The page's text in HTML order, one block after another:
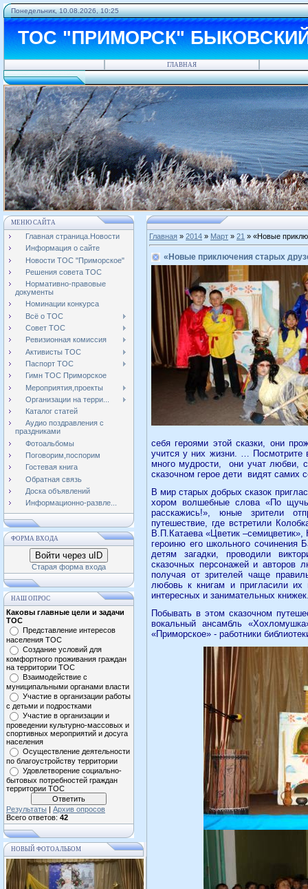
Понедельник, 10.08.2026, 10:25
ТОС "ПРИМОРСК"
ГЛАВНАЯ
МЕНЮ САЙТА
Главная страница.Новости
Информация о сайте
Новости ТОС "Приморское"
Решения совета ТОС
Нормативно-правовые
документы
Номинации конкурса
Всё о ТОС
Совет ТОС
Ревизионная комиссия
Активисты ТОС
Паспорт ТОС
Гимн ТОС Приморское
Мероприятия,проекты
Организации на терри...
Каталог статей
Аудио поздравления с
праздниками
Фотоальбомы
Поговорим,поспорим
Гостевая книга
Обратная связь
Доска объявлений
Информационно-развле...
ФОРМА ВХОДА
Войти через uID
Старая форма входа
НАШ ОПРОС
Каковы главные цели и задачи
ТОС
Представление интересов
населения ТОС
Создание условий для
комфортного проживания граждан
на территории ТОС
Взаимодействие с
муниципальными органами власти
Участие в организации работы
с детьми и подростками
Участие в организации и
проведении культурно-массовых и
спортивных мероприятий и досуга
населения
Осуществление деятельности
по благоустройству территории
Удовлетворение социально-
бытовых потребностей граждан
территории ТОС
Результаты | Архив опросов
Всего ответов: 42
НОВЫЙ ФОТОАЛЬБОМ
Главная » 2014 » Март » 21 » «Новые
«Новые приключения старых
себя героями этой сказки, они
учится у них жизни. …
много мудрости,
они учат любви,
сказочном герое дети видят самих
В мир старых добрых сказок
хором волшебные слова «По
расскажись!», юные зрители
путешествие, где встретили
В.П.Катаева «Цветик
героиню его школьного сочинения
детям загадки, проводили
сказочных персонажей и авторов
получая от зрителей чаще
любовь к книгам и пригласили их
интересных и занимательных
Побывать в этом сказочном
вокальный ансамбль
«Приморское» - работники